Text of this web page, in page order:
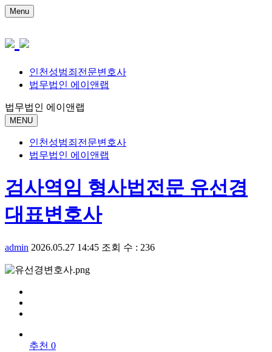
Menu
인천성범죄전문변호사
법무법인 에이앤랩
법무법인 에이앤랩
MENU
인천성범죄전문변호사
법무법인 에이앤랩
검사역임 형사법전문 유선경
대표변호사
admin 2026.05.27 14:45 조회 수 : 236
추천 0